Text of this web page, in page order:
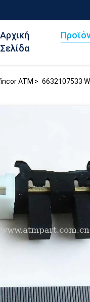
Αρχική
Σελίδα
ATM > 6632107533